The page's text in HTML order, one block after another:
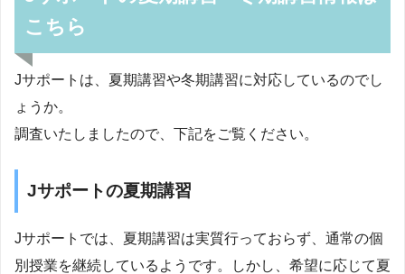
こちら
Jサポートは、夏期講習や冬期講習に対応しているのでし
ょうか。
調査いたしましたので、下記をご覧ください。
Jサポートの夏期講習
Jサポートでは、夏期講習は実質行っておらず、通常の個
別授業を継続しているようです。しかし、希望に応じて夏